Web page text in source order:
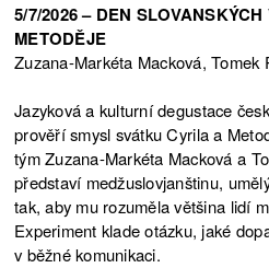
5/7/2026 – DEN
METODĚJE
Zuzana-Markéta Macková, Tomek
Jazyková a kulturní degustace
prověří smysl svátku Cyrila a
tým Zuzana-Markéta Macková a
představí medžuslovjanštinu,
tak, aby mu rozuměla většina lidí
Experiment klade otázku, jaké
v běžné komunikaci.